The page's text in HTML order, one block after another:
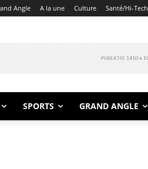
Angle A la une Culture Santé/Hi-Tech
SPORTS GRAND ANGLE